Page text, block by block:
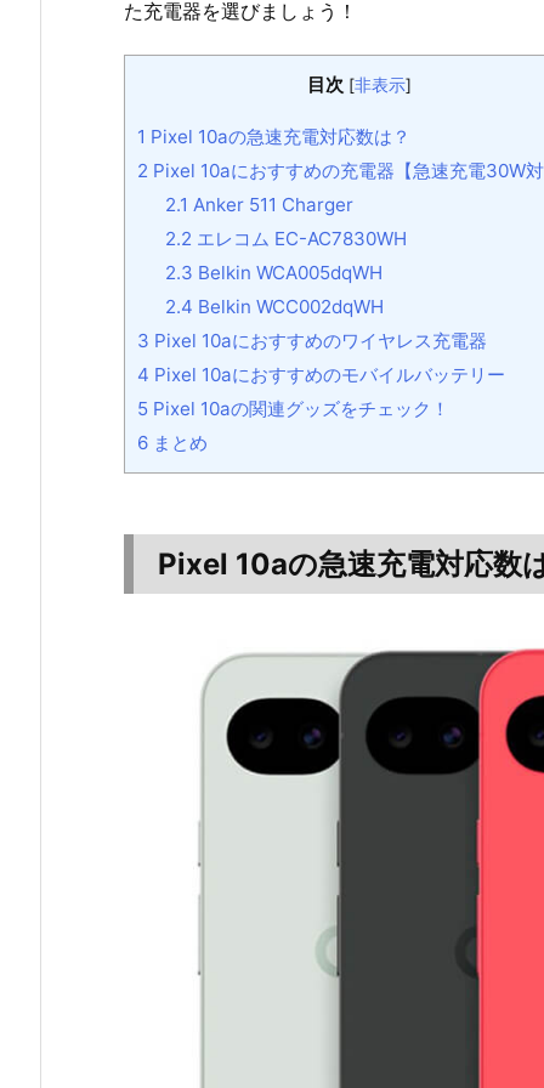
た充電器を選びましょう！
目次 [非表示]
1 Pixel 10aの急速充電対応数は？
2 Pixel 10aにおすすめの充電器【急速充電30W
2.1 Anker 511 Charger
2.2 エレコム EC-AC7830WH
2.3 Belkin WCA005dqWH
2.4 Belkin WCC002dqWH
3 Pixel 10aにおすすめのワイヤレス充電器
4 Pixel 10aにおすすめのモバイルバッテリー
5 Pixel 10aの関連グッズをチェック！
6 まとめ
Pixel 10aの急速充電対応数